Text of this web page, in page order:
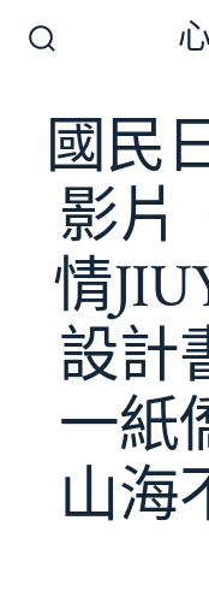
切
換
開
關
國民
影片
情
設計
一紙
山海